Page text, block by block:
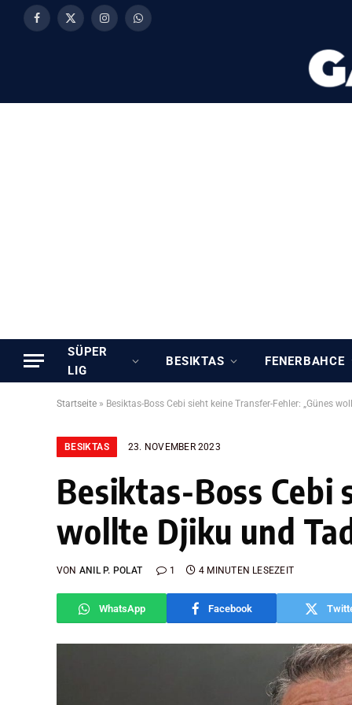
Facebook
X
InstagramWhatsApp
SÜPER
LIG
BESIKTAS FENERBAHCE
Startseite » Besiktas-Boss Cebi sieht keine Transfer-Fehler: „Günes
BESIKTAS 23. NOVEMBER 2023
Besiktas-Boss Cebi
wollte Djiku und
VON ANIL P. POLAT 1 4 MINUTEN LESEZEIT
WhatsApp Facebook